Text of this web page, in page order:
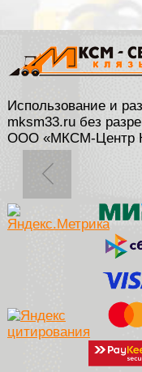
Использование и
mksm33.ru без
ООО «МКСМ-Центр